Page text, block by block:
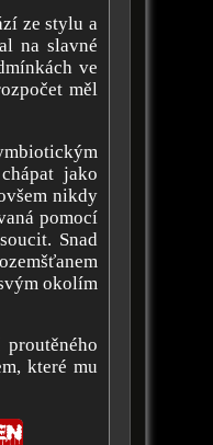
ze stylu a
na slavné
ve
měl
jako
nikdy
pomocí
Snad
okolím
které mu